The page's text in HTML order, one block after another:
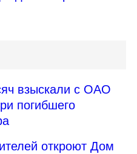
взыскали с ОАО
погибшего
откроют Дом